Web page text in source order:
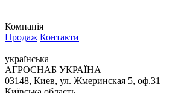
Компанія
Продаж Контакти
українська
АГРОСНАБ УКРАЇНА
03148, Киев, ул. Жмеринская 5, оф.31